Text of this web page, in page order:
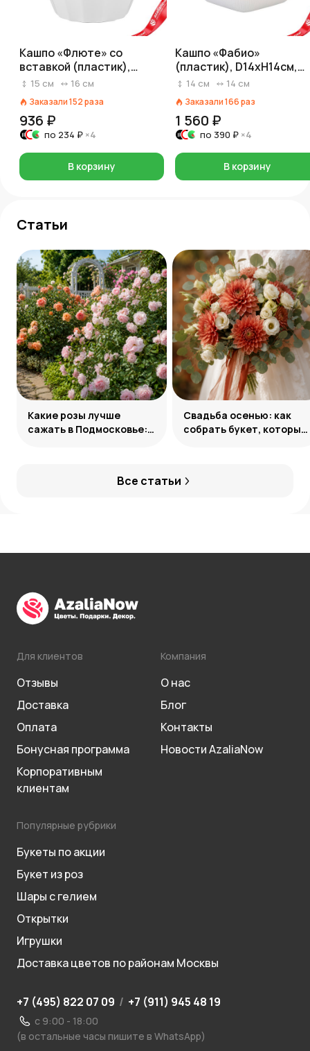
Кашпо «Флюте» со
вставкой (пластик),
D16xH14,5, 1,9л, белый
15 см 16 см
Заказали152раза
936 ₽
по 234 ₽ ×4
В корзину
Кашпо «Фабио»
(пластик), D14xH14см,
1,95л, белый
14 см 14 см
Заказали166раз
1 560 ₽
по 390 ₽ ×4
В корзину
Статьи
Все статьи
Какие розы лучше
сажать в Подмосковье:
Свадьба осенью: как
собрать букет, который
Для клиентов
Отзывы
Доставка
Оплата
Бонусная программа
Корпоративным
клиентам
Компания
О нас
Блог
Контакты
Новости AzaliaNow
Популярные рубрики
Букеты по акции
Букет из роз
Шары с гелием
Открытки
Игрушки
Доставка цветов по районам Москвы
+7 (495) 822 07 09 / +7 (911) 945 48 19
с 9:00 - 18:00
(в остальные часы пишите в WhatsApp)